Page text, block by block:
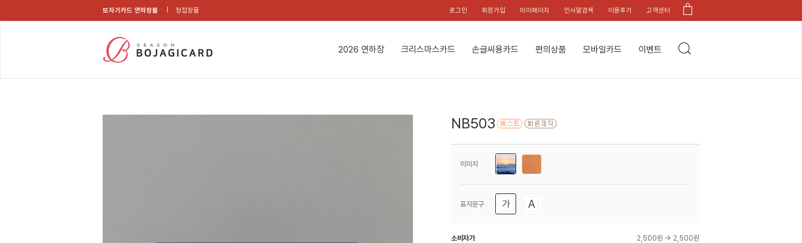
보자기카드 연하장몰 청첩장몰 로그인 회원가입 마이페이지 인사말검색 이용후기 고객센터
2026 연하장 크리스마스카드 손글씨용카드 편의상품 모바일카드 이벤트
NB503
이미지
표지문구
소비자가 2,500원 → 2,500원